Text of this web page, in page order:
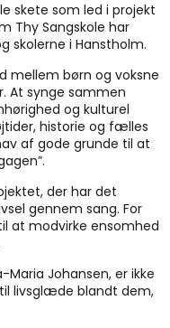
skete som led i projekt
Thy Sangskole har
skolerne i Hanstholm.
mellem børn og voksne
At synge sammen
og kulturel
historie og fælles
af gode grunde til at
der har det
gennem sang. For
at modvirke ensomhed
Johansen, er ikke
livsglæde blandt dem,